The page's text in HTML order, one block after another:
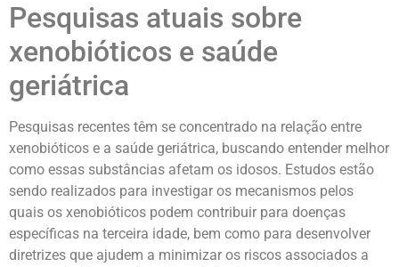
Pesquisas atuais sobre
xenobióticos e saúde
geriátrica
Pesquisas recentes têm se concentrado na relação entre
xenobióticos e a saúde geriátrica, buscando entender melhor
como essas substâncias afetam os idosos. Estudos estão
sendo realizados para investigar os mecanismos pelos
quais os xenobióticos podem contribuir para doenças
específicas na terceira idade, bem como para desenvolver
diretrizes que ajudem a minimizar os riscos associados a